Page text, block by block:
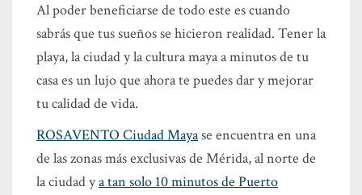
Al poder beneficiarse de todo este es cuando
sabrás que tus sueños se hicieron realidad. Tener la
playa, la ciudad y la cultura maya a minutos de tu
casa es un lujo que ahora te puedes dar y mejorar
tu calidad de vida.
ROSAVENTO Ciudad Mayase encuentra en una
de las zonas más exclusivas de Mérida, al norte de
la ciudad ya tan solo 10 minutos de Puerto